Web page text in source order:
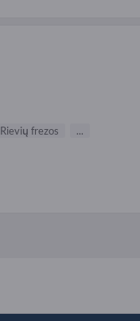
Rievių frezos ...